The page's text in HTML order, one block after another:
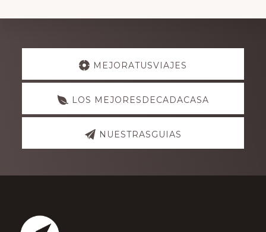
Explore
MEJORATUSVIAJES
LOS MEJORESDECADACASA
NUESTRASGUIAS